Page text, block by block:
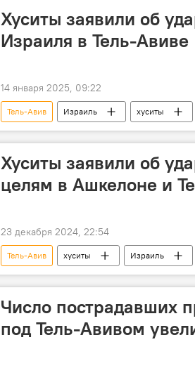
Хуситы заявили об
Израиля в Тель-Авиве
14 января 2025, 09:22
Тель-Авив Израиль хуситы
Хуситы заявили об
целям в Ашкелоне и
23 декабря 2024, 22:54
Тель-Авив хуситы Израиль
Число пострадавших
под Тель-Авивом